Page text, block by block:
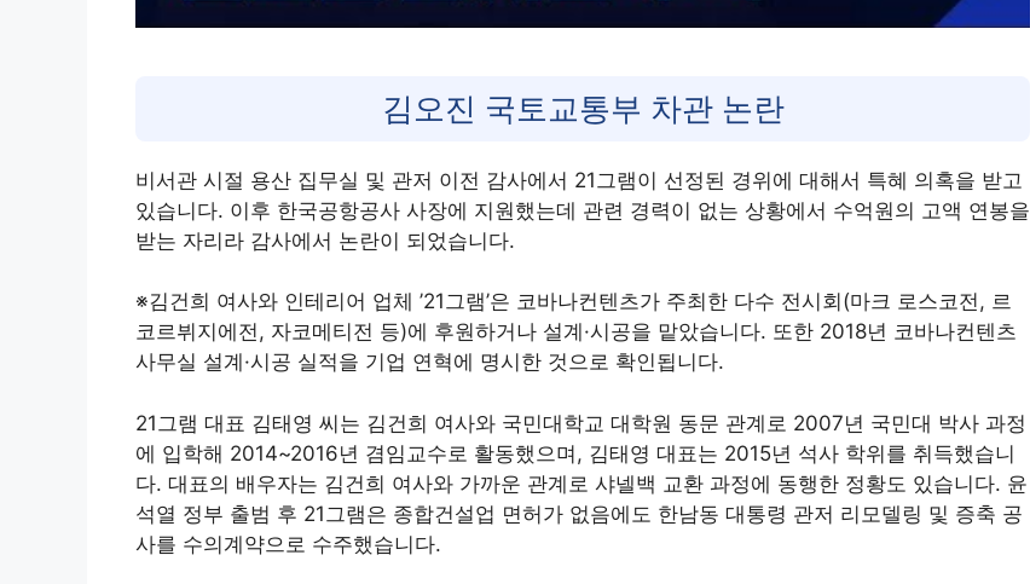
김오진 국토교통부 차관 논란
비서관 시절 용산 집무실 및 관저 이전 감사에서 21그램이 선정된 경위에 대해서 특혜 의혹을 받고
있습니다. 이후 한국공항공사 사장에 지원했는데 관련 경력이 없는 상황에서 수억원의 고액 연봉을
받는 자리라 감사에서 논란이 되었습니다.
※김건희 여사와 인테리어 업체 ’21그램’은 코바나컨텐츠가 주최한 다수 전시회(마크 로스코전, 르
코르뷔지에전, 자코메티전 등)에 후원하거나 설계·시공을 맡았습니다. 또한 2018년 코바나컨텐츠
사무실 설계·시공 실적을 기업 연혁에 명시한 것으로 확인됩니다.
21그램 대표 김태영 씨는 김건희 여사와 국민대학교 대학원 동문 관계로 2007년 국민대 박사 과정
에 입학해 2014~2016년 겸임교수로 활동했으며, 김태영 대표는 2015년 석사 학위를 취득했습니
다. 대표의 배우자는 김건희 여사와 가까운 관계로 샤넬백 교환 과정에 동행한 정황도 있습니다. 윤
석열 정부 출범 후 21그램은 종합건설업 면허가 없음에도 한남동 대통령 관저 리모델링 및 증축 공
사를 수의계약으로 수주했습니다.